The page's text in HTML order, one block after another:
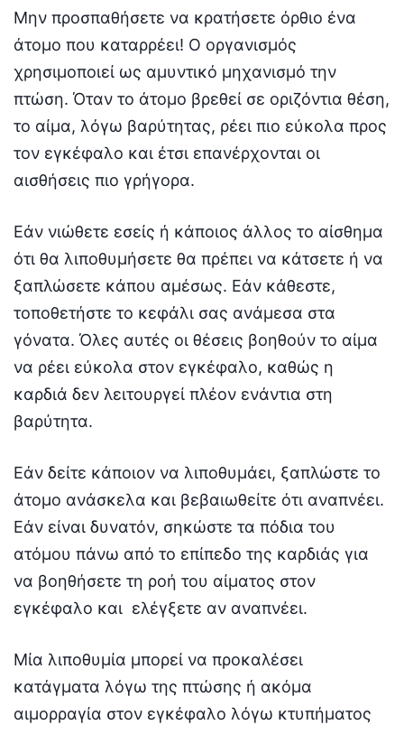
Μην προσπαθήσετε να κρατήσετε όρθιο ένα
άτομο που καταρρέει! Ο οργανισμός
χρησιμοποιεί ως αμυντικό μηχανισμό την
πτώση. Όταν το άτομο βρεθεί σε οριζόντια θέση,
το αίμα, λόγω βαρύτητας, ρέει πιο εύκολα προς
τον εγκέφαλο και έτσι επανέρχονται οι
αισθήσεις πιο γρήγορα.
Εάν νιώθετε εσείς ή κάποιος άλλος το αίσθημα
ότι θα λιποθυμήσετε θα πρέπει να κάτσετε ή να
ξαπλώσετε κάπου αμέσως. Εάν κάθεστε,
τοποθετήστε το κεφάλι σας ανάμεσα στα
γόνατα. Όλες αυτές οι θέσεις βοηθούν το αίμα
να ρέει εύκολα στον εγκέφαλο, καθώς η
καρδιά δεν λειτουργεί πλέον ενάντια στη
βαρύτητα.
Εάν δείτε κάποιον να λιποθυμάει, ξαπλώστε το
άτομο ανάσκελα και βεβαιωθείτε ότι αναπνέει.
Εάν είναι δυνατόν, σηκώστε τα πόδια του
ατόμου πάνω από το επίπεδο της καρδιάς για
να βοηθήσετε τη ροή του αίματος στον
εγκέφαλο και ελέγξετε αν αναπνέει.
Μία λιποθυμία μπορεί να προκαλέσει
κατάγματα λόγω της πτώσης ή ακόμα
αιμορραγία στον εγκέφαλο λόγω κτυπήματος